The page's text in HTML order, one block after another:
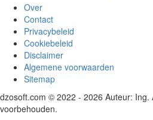
Over
Contact
Privacybeleid
Cookiebeleid
Disclaimer
Algemene voorwaarden
Sitemap
dzosoft.com © 2022 - 2026 Auteur: Ing.
voorbehouden.